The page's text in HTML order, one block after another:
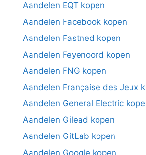
Aandelen EQT kopen
Aandelen Facebook kopen
Aandelen Fastned kopen
Aandelen Feyenoord kopen
Aandelen FNG kopen
Aandelen Française des Jeux
Aandelen General Electric
Aandelen Gilead kopen
Aandelen GitLab kopen
Aandelen Google kopen